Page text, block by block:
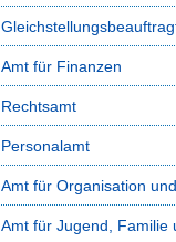
Amt für Finanzen
Rechtsamt
Personalamt
Amt für Organisation
Amt für Jugend, Familie